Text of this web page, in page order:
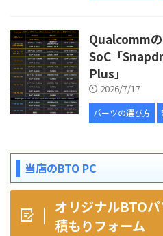
Qualcomm
SoC「
Plus」
2026/7/17
パーツの選び方
当店のBTO PC
オリジナルBTO
積もりフォーム